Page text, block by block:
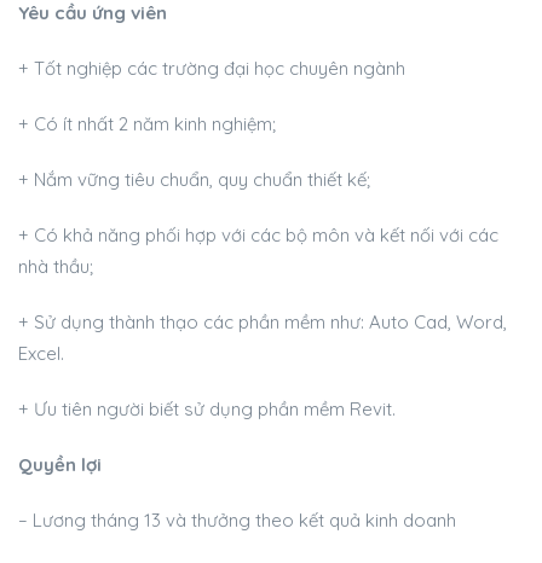
Yêu cầu ứng viên
+ Tốt nghiệp các trường đại học chuyên ngành
+ Có ít nhất 2 năm kinh nghiệm;
+ Nắm vững tiêu chuẩn, quy chuẩn thiết kế;
+ Có khả năng phối hợp với các bộ môn và kết nối với các
nhà thầu;
+ Sử dụng thành thạo các phần mềm như: Auto Cad, Word,
Excel.
+ Ưu tiên người biết sử dụng phần mềm Revit.
Quyền lợi
– Lương tháng 13 và thưởng theo kết quả kinh doanh